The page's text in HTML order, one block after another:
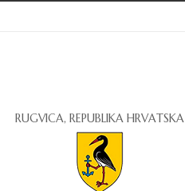
RUGVICA, REPUBLIKA HRVATSKA